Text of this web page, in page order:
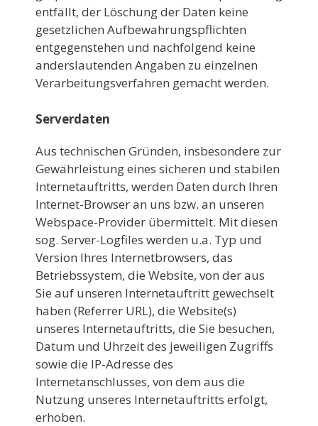
entfällt, der Löschung der Daten keine
gesetzlichen Aufbewahrungspflichten
entgegenstehen und nachfolgend keine
anderslautenden Angaben zu einzelnen
Verarbeitungsverfahren gemacht werden.
Serverdaten
Aus technischen Gründen, insbesondere zur
Gewährleistung eines sicheren und stabilen
Internetauftritts, werden Daten durch Ihren
Internet-Browser an uns bzw. an unseren
Webspace-Provider übermittelt. Mit diesen
sog. Server-Logfiles werden u.a. Typ und
Version Ihres Internetbrowsers, das
Betriebssystem, die Website, von der aus
Sie auf unseren Internetauftritt gewechselt
haben (Referrer URL), die Website(s)
unseres Internetauftritts, die Sie besuchen,
Datum und Uhrzeit des jeweiligen Zugriffs
sowie die IP-Adresse des
Internetanschlusses, von dem aus die
Nutzung unseres Internetauftritts erfolgt,
erhoben.